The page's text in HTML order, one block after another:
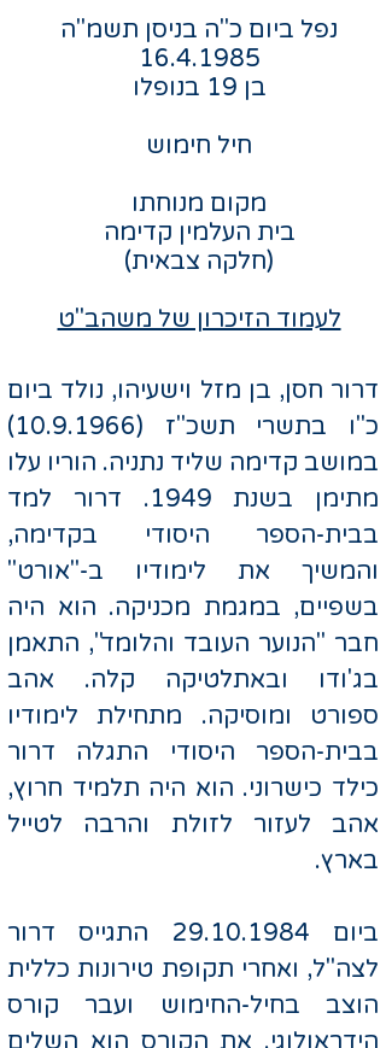
נפל ביום כ"ה בניסן תשמ"ה
16.4.1985
בן 19 בנופלו
חיל חימוש
מקום מנוחתו
בית העלמין קדימה
(חלקה צבאית)
לעמוד הזיכרון של משהב"ט
דרור חסן, בן מזל וישעיהו, נולד ביום
כ"ו בתשרי תשכ"ז (10.9.1966)
במושב קדימה שליד נתניה. הוריו עלו
מתימן בשנת 1949. דרור למד
בבית-הספר היסודי בקדימה,
והמשיך את לימודיו ב-"אורט"
בשפיים, במגמת מכניקה. הוא היה
חבר "הנוער העובד והלומד", התאמן
בג'ודו ובאתלטיקה קלה. אהב
ספורט ומוסיקה. מתחילת לימודיו
בבית-הספר היסודי התגלה דרור
כילד כישרוני. הוא היה תלמיד חרוץ,
אהב לעזור לזולת והרבה לטייל
בארץ.
ביום 29.10.1984 התגייס דרור
לצה"ל, ואחרי תקופת טירונות כללית
הוצב בחיל-החימוש ועבר קורס
הידראולוגי. את הקורס הוא השלים